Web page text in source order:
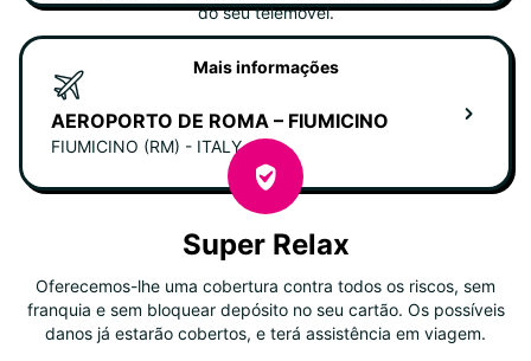
AEROPORTO DE ROMA – FIUMICINO
FIUMICINO (RM) - ITALY
do seu telemóvel.
Mais informações
Super Relax
Oferecemos-lhe uma cobertura contra todos os riscos, sem
franquia e sem bloquear depósito no seu cartão. Os possíveis
danos já estarão cobertos, e terá assistência em viagem.